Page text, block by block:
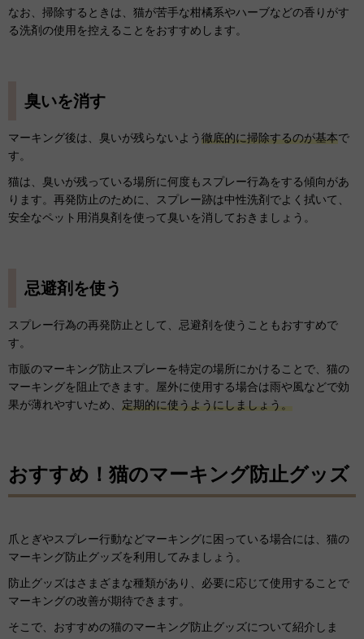
なお、掃除するときは、猫が苦手な柑橘系やハーブなどの香りがす
る洗剤の使用を控えることをおすすめします。
臭いを消す
マーキング後は、臭いが残らないよう徹底的に掃除するのが基本で
す。
猫は、臭いが残っている場所に何度もスプレー行為をする傾向があ
ります。再発防止のために、スプレー跡は中性洗剤でよく拭いて、
安全なペット用消臭剤を使って臭いを消しておきましょう。
忌避剤を使う
スプレー行為の再発防止として、忌避剤を使うこともおすすめで
す。
市販のマーキング防止スプレーを特定の場所にかけることで、猫の
マーキングを阻止できます。屋外に使用する場合は雨や風などで効
果が薄れやすいため、 定期的に使うようにしましょう。
おすすめ！猫のマーキング防止グッズ
爪とぎやスプレー行動などマーキングに困っている場合には、猫の
マーキング防止グッズを利用してみましょう。
防止グッズはさまざまな種類があり、必要に応じて使用することで
マーキングの改善が期待できます。
そこで、おすすめの猫のマーキング防止グッズについて紹介しま